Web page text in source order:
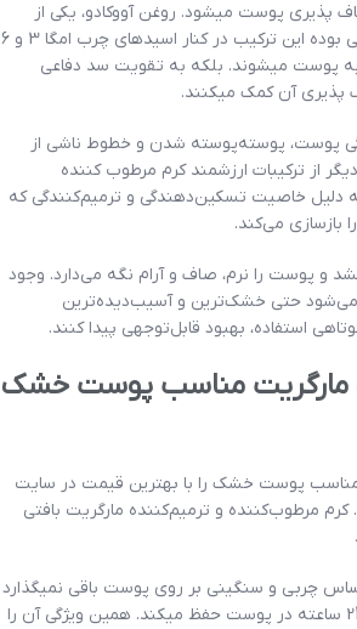
پذیری پوست میشود. روغن آووکادو، یکی از
پوست میشوند. بلکه به تقویت سد دفاعی
آن کمک میکنند.
پوست، پوسته‌پوسته شدن و خطوط ناشی از
از ترکیبات ارزشمند کرم مرطوب کننده
دلیل خاصیت تسکین‌دهندگی و ترمیم‌کنندگی که
بازسازی می‌کند.
و پوست را نرم، صاف و آرام نگه می‌دارد. وجود
می‌شود حتی خشک‌ترین و آسیب‌دیده‌ترین
استفاده، بهبود قابل‌توجهی پیدا کنند.
مارگریت مناسب پوست خشک
مناسب پوست خشک را با بهترین قیمت در سایت
کرم مرطوب‌کننده و ترمیم‌کننده مارگریت بافتی
چربی و سنگینی بر روی پوست باقی نمیگذارد
این کرم رطوبت را به طور 24 ساعته در پوست حفظ میکند. همین ویژگی آن را